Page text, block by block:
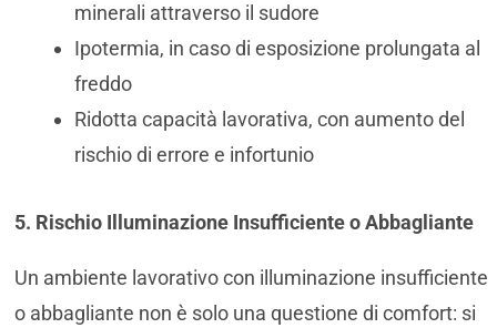
minerali attraverso il sudore
Ipotermia, in caso di esposizione prolungata al
freddo
Ridotta capacità lavorativa, con aumento del
rischio di errore e infortunio
5. Rischio Illuminazione Insufficiente o Abbagliante
Un ambiente lavorativo con illuminazione insufficiente
o abbagliante non è solo una questione di comfort: si